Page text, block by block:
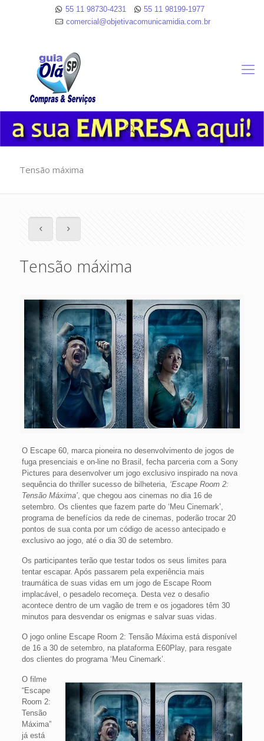
55 11 98730-4231
55 11 98199-1977
comercial@objetivacomunicamidia.com.br
Tensão máxima
Tensão máxima
O Escape 60, marca pioneira no desenvolvimento de jogos de
fuga presenciais e on-line no Brasil, fecha parceria com a Sony
Pictures para desenvolver um jogo exclusivo inspirado na nova
sequência do thriller sucesso de bilheteria, ‘Escape Room 2:
Tensão Máxima’, que chegou aos cinemas no dia 16 de
setembro. Os clientes que fazem parte do ‘Meu Cinemark’,
programa de benefícios da rede de cinemas, poderão trocar 20
pontos de sua conta por um código de acesso antecipado e
exclusivo ao jogo, até o dia 30 de setembro.
Os participantes terão que testar todos os seus limites para
tentar escapar. Após passarem pela experiência mais
traumática de suas vidas em um jogo de Escape Room
implacável, o pesadelo recomeça. Desta vez o desafio
acontece dentro de um vagão de trem e os jogadores têm 30
minutos para desvendar os enigmas e salvar suas vidas.
O jogo online Escape Room 2: Tensão Máxima está disponível
de 16 a 30 de setembro, na plataforma E60Play, para resgate
dos clientes do programa ‘Meu Cinemark’.
O filme
“Escape
Room 2:
Tensão
Máxima”
já está